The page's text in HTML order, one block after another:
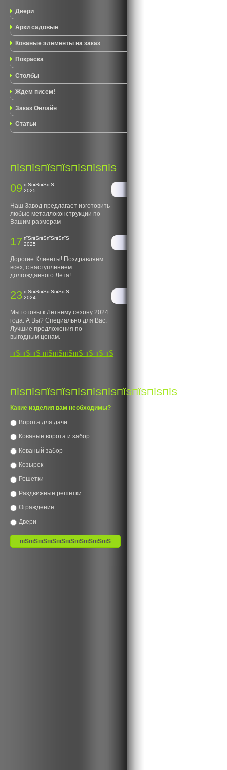
Двери
Арки садовые
Кованые элементы на заказ
Покраска
Столбы
Ждем писем!
Заказ Онлайн
Статьи
ПЇЅПЇЅПЇЅПЇЅПЇЅПЇЅПЇЅ
09 пїЅпїЅпїЅпїЅ
2025
Наш Завод предлагает изготовить
любые металлоконструкции по
Вашим размерам
17 пїЅпїЅпїЅпїЅпїЅпїЅ
2025
Дорогие Клиенты! Поздравляем
всех, с наступлением
долгожданного Лета!
23 пїЅпїЅпїЅпїЅпїЅпїЅ
2024
Мы готовы к Летнему сезону 2024
года. А Вы? Специально для Вас:
Лучшие предложения по
выгодным ценам.
пїЅпїЅпїЅ пїЅпїЅпїЅпїЅпїЅпїЅпїЅ
ПЇЅПЇЅПЇЅПЇЅПЇЅПЇЅПЇЅПЇЅПЇЅПЇЅПЇЅ
Какие изделия вам необходимы?
Ворота для дачи
Кованые ворота и забор
Кованый забор
Козырек
Решетки
Раздвижные решетки
Ограждение
Двери